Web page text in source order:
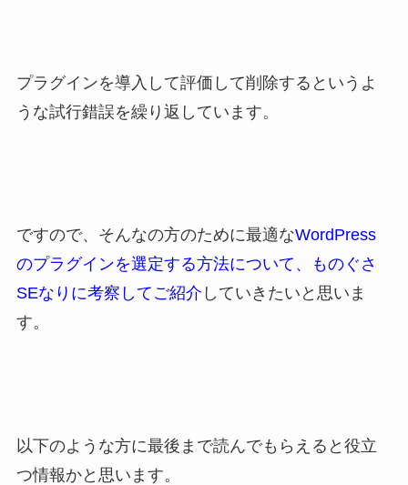
プラグインを導入して評価して削除するというよ
うな試行錯誤を繰り返しています。
ですので、そんなの方のために最適なWordPress
のプラグインを選定する方法について、ものぐさ
SEなりに考察してご紹介 していきたいと思いま
す。
以下のような方に最後まで読んでもらえると役立
つ情報かと思います。